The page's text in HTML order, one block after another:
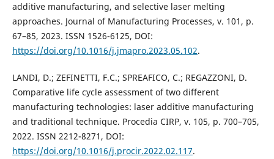
additive manufacturing, and selective laser melting
approaches. Journal of Manufacturing Processes, v. 101, p.
67–85, 2023. ISSN 1526-6125, DOI:
https://doi.org/10.1016/j.jmapro.2023.05.102.
LANDI, D.; ZEFINETTI, F.C.; SPREAFICO, C.; REGAZZONI, D.
Comparative life cycle assessment of two different
manufacturing technologies: laser additive manufacturing
and traditional technique. Procedia CIRP, v. 105, p. 700–705,
2022. ISSN 2212-8271, DOI:
https://doi.org/10.1016/j.procir.2022.02.117.